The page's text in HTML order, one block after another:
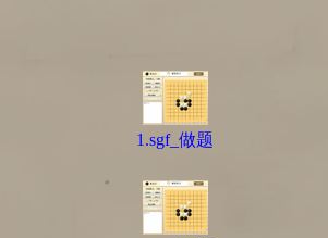
1.sgf_做题